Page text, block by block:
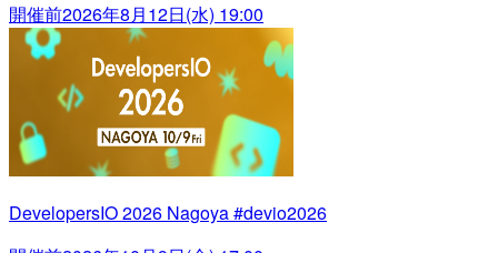
開催前2026年8月12日(水) 19:00
DevelopersIO 2026 Nagoya #devio2026